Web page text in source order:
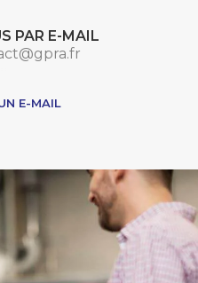
PAR E-MAIL
E-MAIL